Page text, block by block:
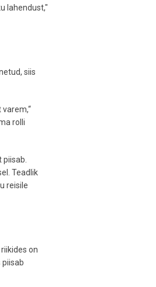
lahendust,"
siis
rolli
Teadlik
reisile
on
piisab